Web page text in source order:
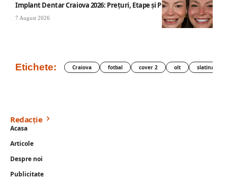
Implant Dentar Craiova 2026: Preţuri, Etape şi Plata în Rate
7 August 2026
Etichete: Craiova fotbal cover 2 olt slatina
Redacție
Acasa
Articole
Despre noi
Publicitate